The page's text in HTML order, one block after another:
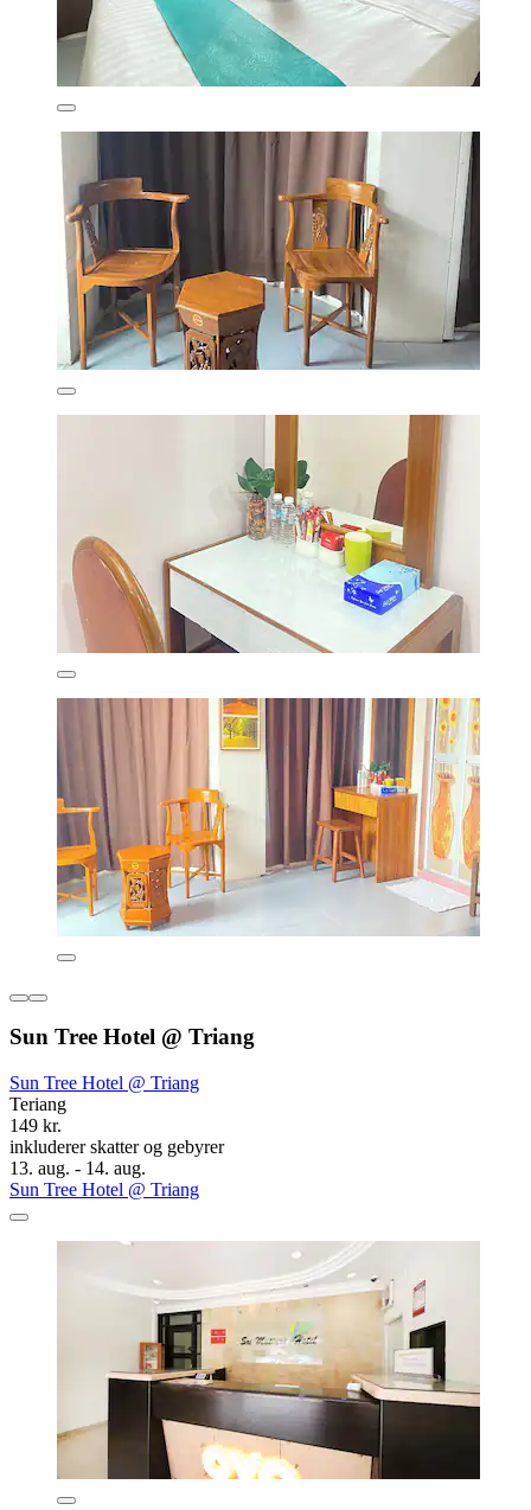
Sun Tree Hotel @ Triang
Sun Tree Hotel @ Triang
Teriang
149 kr.
inkluderer skatter og gebyrer
13. aug. - 14. aug.
Sun Tree Hotel @ Triang